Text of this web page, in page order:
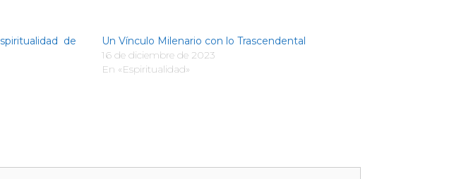
de
Un Vínculo Milenario con lo Trascendental
16 de diciembre de 2023
En «Espiritualidad»